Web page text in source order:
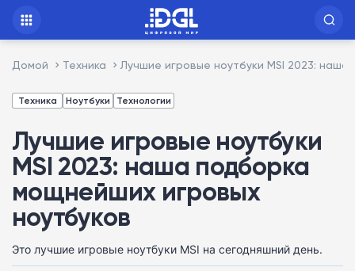
Домой Техника Лучшие игровые ноутбуки MSI 2023:
Техника Ноутбуки Технологии
Лучшие игровые ноутбуки
MSI 2023: наша подборка
мощнейших игровых
ноутбуков
Это лучшие игровые ноутбуки MSI на сегодняшний день.